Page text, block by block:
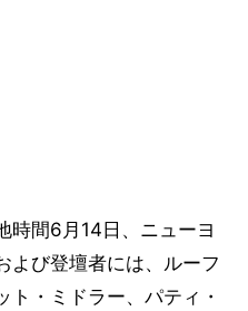
時間6月14日、ニューヨ
よび登壇者には、ルーフ
ト・ミドラー、パティ・